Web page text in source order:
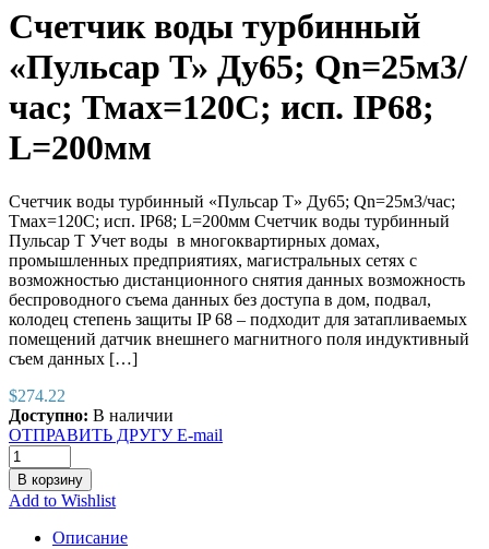
Счетчик воды турбинный
«Пульсар Т» Ду65; Qn=25м3/
час; Тмах=120С; исп. IP68;
L=200мм
Счетчик воды турбинный «Пульсар Т» Ду65; Qn=25м3/час;
Тмах=120С; исп. IP68; L=200мм Cчетчик воды турбинный
Пульсар Т Учет воды в многоквартирных домах,
промышленных предприятиях, магистральных сетях с
возможностью дистанционного снятия данных возможность
беспроводного съема данных без доступа в дом, подвал,
колодец степень защиты IP 68 – подходит для затапливаемых
помещений датчик внешнего магнитного поля индуктивный
съем данных […]
$274.22
Доступно: В наличии
ОТПРАВИТЬ ДРУГУ E-mail
В корзину
Add to Wishlist
Описание